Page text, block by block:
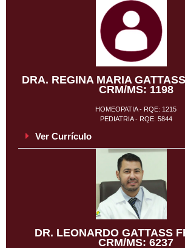
DRA. REGINA MARIA
CRM/MS: 1198
HOMEOPATIA - RQE: 1215
PEDIATRIA - RQE: 5844
Ver Currículo
DR. LEONARDO GATTASS
CRM/MS: 6237